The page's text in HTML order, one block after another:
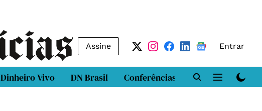
Assine Entrar
Dinheiro Vivo DN Brasil Conferências DN LAB